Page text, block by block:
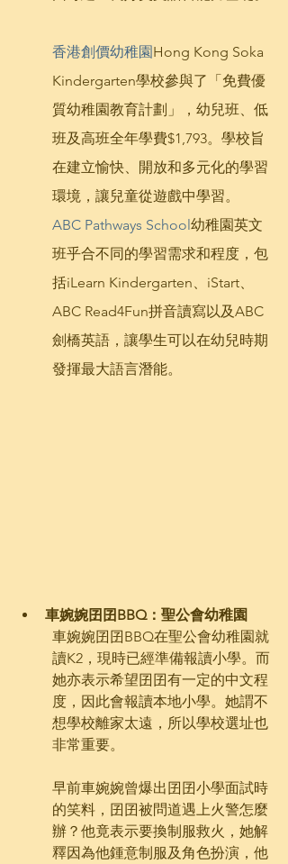
香港創價幼稚園Hong Kong Soka
Kindergarten學校參與了「免費優
質幼稚園教育計劃」，幼兒班、低
班及高班全年學費$1,793。學校旨
在建立愉快、開放和多元化的學習
環境，讓兒童從遊戲中學習。
ABC Pathways School幼稚園英文
班乎合不同的學習需求和程度，包
括iLearn Kindergarten、iStart、
ABC Read4Fun拼音讀寫以及ABC
劍橋英語，讓學生可以在幼兒時期
發揮最大語言潛能。
車婉婉囝囝BBQ：聖公會幼稚園
車婉婉囝囝BBQ在聖公會幼稚園就
讀K2，現時已經準備報讀小學。而
她亦表示希望囝囝有一定的中文程
度，因此會報讀本地小學。她謂不
想學校離家太遠，所以學校選址也
非常重要。
早前車婉婉曾爆出囝囝小學面試時
的笑料，囝囝被問道遇上火警怎麼
辦？他竟表示要換制服救火，她解
釋因為他鍾意制服及角色扮演，他